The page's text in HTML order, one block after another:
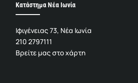
Κατάστημα Νέα Ιωνία
Ιφιγένειας 73, Νέα Ιωνία
210 2797111
Βρείτε μας στο χάρτη